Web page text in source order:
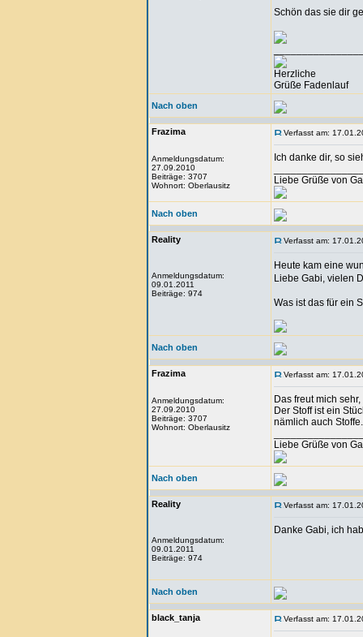
Schön das sie dir
Herzliche
Grüße Fadenlauf
Nach oben
Frazima
Anmeldungsdatum:
27.09.2010
Beiträge: 3707
Wohnort: Oberlausitz
Verfasst am:
Ich danke dir, so
Liebe Grüße von
Nach oben
Reality
Anmeldungsdatum:
09.01.2011
Beiträge: 974
Verfasst am:
Heute kam eine
Liebe Gabi, vielen
Was ist das für ein
Nach oben
Frazima
Anmeldungsdatum:
27.09.2010
Beiträge: 3707
Wohnort: Oberlausitz
Verfasst am:
Das freut mich
Der Stoff ist ein
nämlich auch Stoffe.
Liebe Grüße von
Nach oben
Reality
Anmeldungsdatum:
09.01.2011
Beiträge: 974
Verfasst am:
Danke Gabi, ich
Nach oben
black_tanja Verfasst am: